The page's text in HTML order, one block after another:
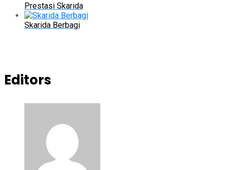
Prestasi Skarida
Skarida Berbagi
Editors